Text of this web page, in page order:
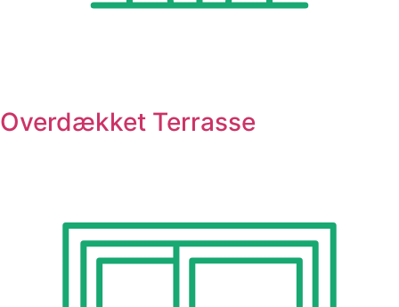
Overdækket Terrasse